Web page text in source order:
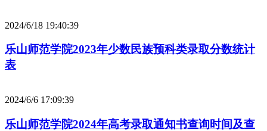
2024/6/18 19:40:39
乐山师范学院2023年少数民族预科类录取分数统计
表
2024/6/6 17:09:39
乐山师范学院2024年高考录取通知书查询时间及查